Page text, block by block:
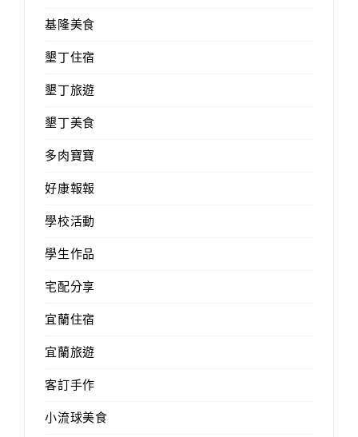
基隆美食
墾丁住宿
墾丁旅遊
墾丁美食
多肉寶寶
好康報報
學校活動
學生作品
宅配分享
宜蘭住宿
宜蘭旅遊
客訂手作
小流球美食